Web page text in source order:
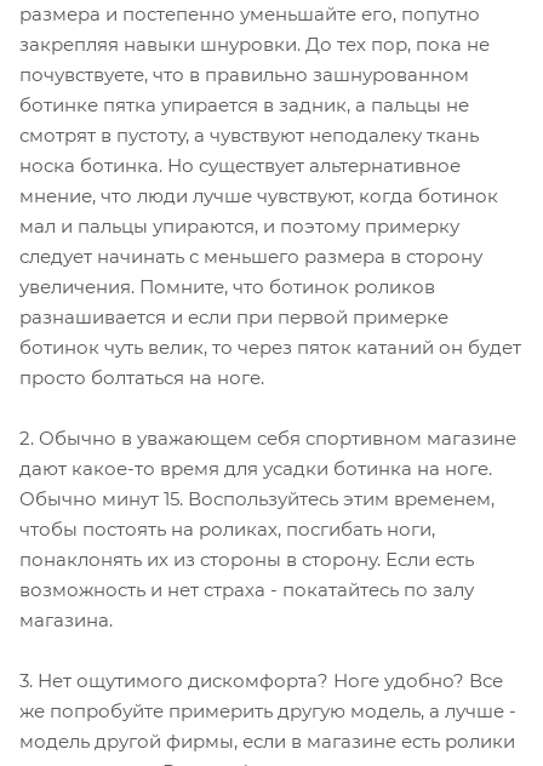
размера и постепенно уменьшайте его, попутно
закрепляя навыки шнуровки. До тех пор, пока не
почувствуете, что в правильно зашнурованном
ботинке пятка упирается в задник, а пальцы не
смотрят в пустоту, а чувствуют неподалеку ткань
носка ботинка. Но существует альтернативное
мнение, что люди лучше чувствуют, когда ботинок
мал и пальцы упираются, и поэтому примерку
следует начинать с меньшего размера в сторону
увеличения. Помните, что ботинок роликов
разнашивается и если при первой примерке
ботинок чуть велик, то через пяток катаний он будет
просто болтаться на ноге.
2. Обычно в уважающем себя спортивном магазине
дают какое-то время для усадки ботинка на ноге.
Обычно минут 15. Воспользуйтесь этим временем,
чтобы постоять на роликах, посгибать ноги,
понаклонять их из стороны в сторону. Если есть
возможность и нет страха - покатайтесь по залу
магазина.
3. Нет ощутимого дискомфорта? Ноге удобно? Все
же попробуйте примерить другую модель, а лучше -
модель другой фирмы, если в магазине есть ролики